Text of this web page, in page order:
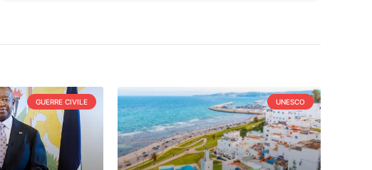
GUERRE CIVILE UNESCO